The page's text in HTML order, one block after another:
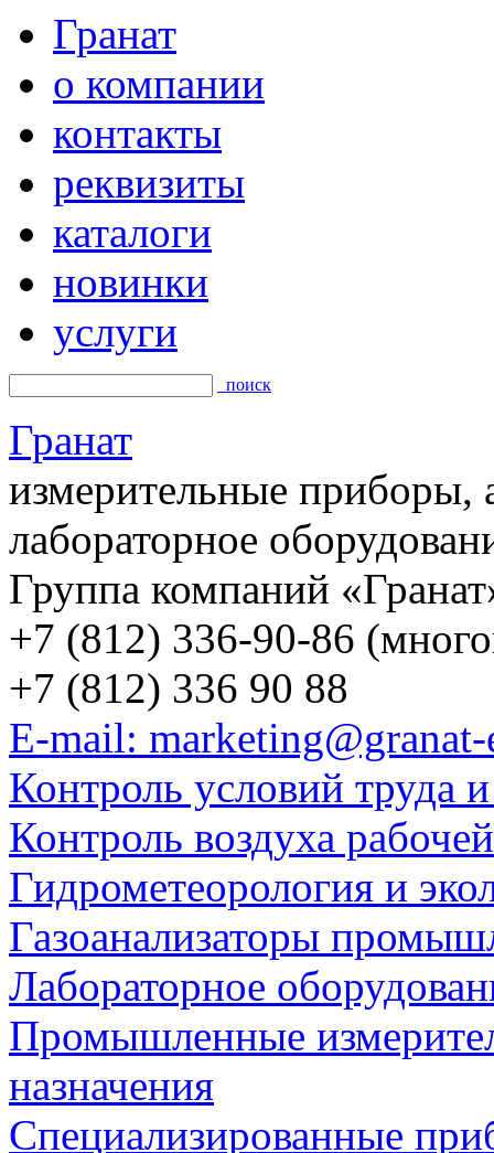
Гранат
о компании
контакты
реквизиты
каталоги
новинки
услуги
поиск
Гранат
измерительные приборы,
лабораторное
Группа компаний
+7 (812) 336-90-86
+7 (812) 336 90 88
E-mail:
Контроль условий труда
Контроль воздуха
Гидрометеорология и
Газоанализаторы
Лабораторное
Промышленные
назначения
Специализированные